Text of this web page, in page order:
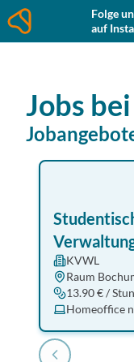
Folge
auf Insta
Jobs bei
KVWL
Raum
13.90 € /
Homeoffice